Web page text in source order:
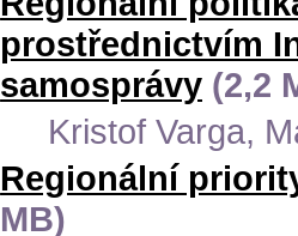
prostřednictvím
samosprávy (2,2
Kristof Varga,
Regionální
MB)